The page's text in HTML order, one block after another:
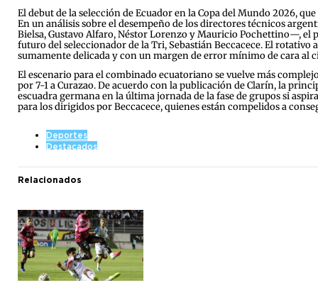
El debut de la selección de Ecuador en la Copa del Mundo 2026,
En un análisis sobre el desempeño de los directores técnicos
Bielsa, Gustavo Alfaro, Néstor Lorenzo y Mauricio Pochettino—,
futuro del seleccionador de la Tri, Sebastián Beccacece. El
sumamente delicada y con un margen de error mínimo de cara al
El escenario para el combinado ecuatoriano se vuelve más
por 7-1 a Curazao. De acuerdo con la publicación de Clarín, la
escuadra germana en la última jornada de la fase de grupos si
para los dirigidos por Beccacece, quienes están compelidos a
Deportes
Destacados
Relacionados